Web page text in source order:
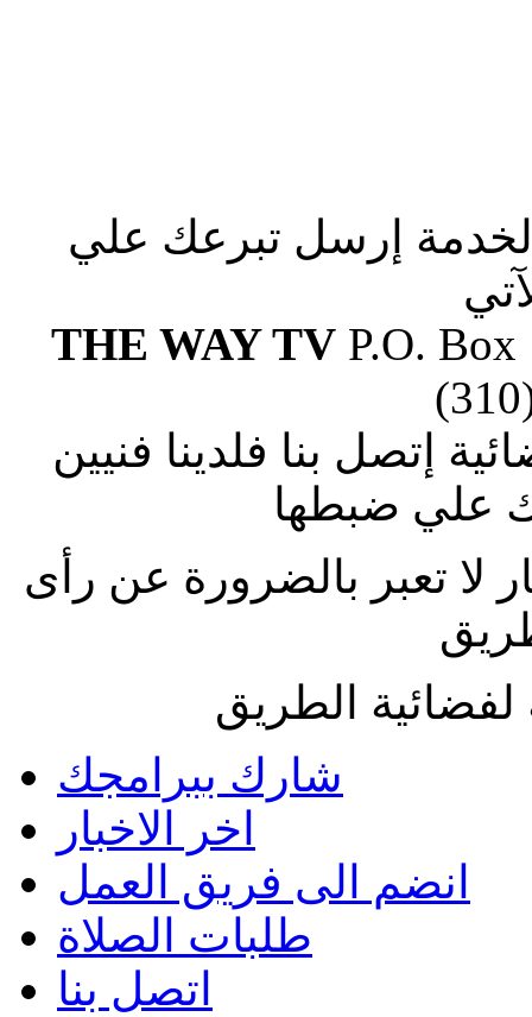
إرسل تبرعك علي
THE WAY TVP.O. Box
إتصل بنا فلدينا فنيين
علي ضبطها
لا تعبر بالضرورة عن رأى
الطريق
شارك ببرامجك
اخر الاخبار
انضم الى فريق العمل
طلبات الصلاة
اتصل بنا